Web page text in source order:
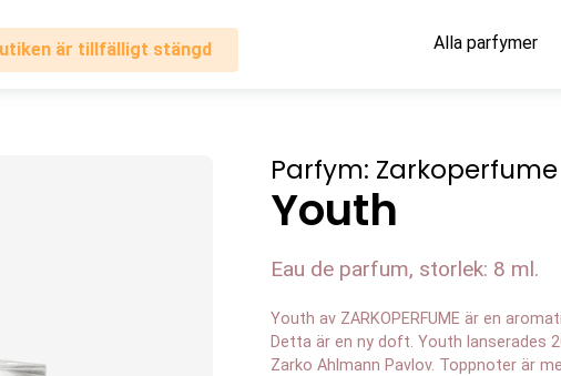
är tillfälligt stängd Alla parfymer
Parfym: Zarkoperfume
Youth
Eau de parfum, storlek: 8 ml.
Youth av ZARKOPERFUME är en
Detta är en ny doft. Youth lanserades
Zarko Ahlmann Pavlov. Toppnoter är